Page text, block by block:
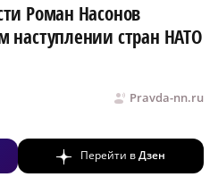
Роман Насонов
наступлении стран НАТО
Pravda-nn.ru
Перейти вДзен